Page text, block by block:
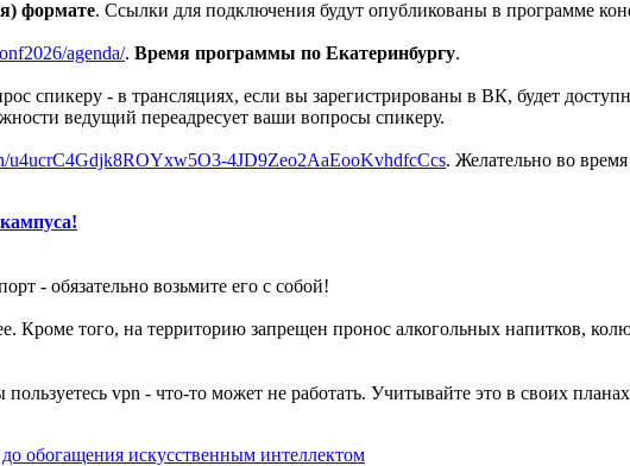
формате. Ссылки для подключения будут опубликованы в программе
agenda/. Время программы по Екатеринбургу.
спикеру - в трансляциях, если вы зарегистрированы в ВК, будет
ведущий переадресует ваши вопросы спикеру.
u4ucrC4Gdjk8ROYxw5O3-4JD9Zeo2AaEooKvhdfcCcs. Желательно во
- обязательно возьмите его с собой!
Кроме того, на территорию запрещен пронос алкогольных напитков,
vpn - что-то может не работать. Учитывайте это в своих
обогащения искусственным интеллектом